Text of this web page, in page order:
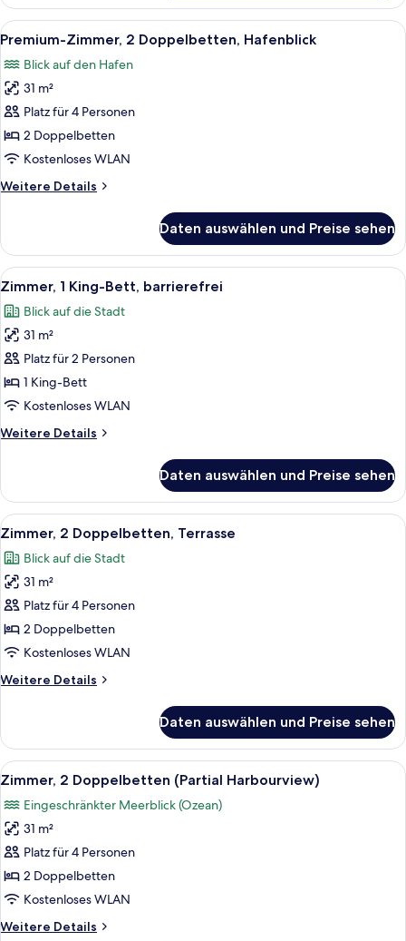
Stadtblick
Alle
Fotos
für
Premium-
Zimmer,
2 Doppelbetten,
Hafenblick
Ein Hotelzimmer mit zwei Betten,
6
Premium-Zimmer, 2 Doppelbetten, Hafenblick
Blick auf den Hafen
31 m²
Platz für 4 Personen
2 Doppelbetten
Kostenloses WLAN
Weitere Details
Weitere
Zimmer,
2 Doppelbetten,
Hafenblick
Daten auswählen und Preise sehen
Alle
Fotos
für
Zimmer,
1 King-
Bett,
barrierefrei
Ein Hotelzimmer mit einem großen
6
Zimmer, 1 King-Bett, barrierefrei
Blick auf die Stadt
31 m²
Platz für 2 Personen
1 King-Bett
Kostenloses WLAN
Weitere Details
Weitere
1 King-
Bett,
barrierefrei
Daten auswählen und Preise sehen
Alle
Fotos
für
Zimmer,
2 Doppelbetten,
Terrasse
anzeigen
Ein Hotelzimmer mit zwei Betten,
6
Zimmer, 2 Doppelbetten, Terrasse
Blick auf die Stadt
31 m²
Platz für 4 Personen
2 Doppelbetten
Kostenloses WLAN
Weitere Details
Weitere
2 Doppelbetten,
Terrasse
Daten auswählen und Preise sehen
Alle
Fotos
für
Zimmer,
2 Doppelbetten
(Partial
Harbourview)
Ein Hotelzimmer mit zwei Betten,
7
Zimmer, 2 Doppelbetten (Partial Harbourview)
Eingeschränkter Meerblick (Ozean)
31 m²
Platz für 4 Personen
2 Doppelbetten
Kostenloses WLAN
Weitere Details
Weitere